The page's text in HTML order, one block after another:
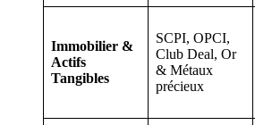
Immobilier &
Actifs
Tangibles
SCPI, OPCI,
Club Deal, Or
& Métaux
précieux